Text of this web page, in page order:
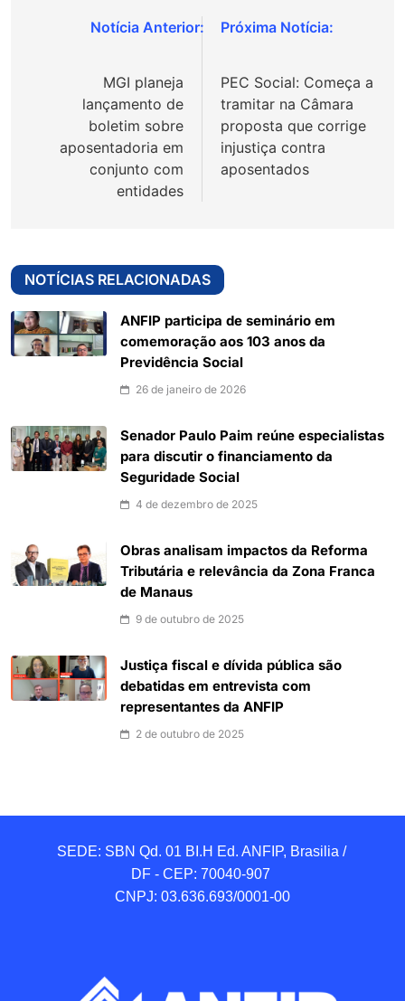
Navegação
MGI planeja
lançamento de
boletim sobre
aposentadoria em
conjunto com
entidades
PEC Social: Começa a
tramitar na Câmara
proposta que corrige
injustiça contra
aposentados
NOTÍCIAS RELACIONADAS
ANFIP participa de seminário em
comemoração aos 103 anos da
Previdência Social
26 de janeiro de 2026
Senador Paulo Paim reúne especialistas
para discutir o financiamento da
Seguridade Social
4 de dezembro de 2025
Obras analisam impactos da Reforma
Tributária e relevância da Zona Franca
de Manaus
9 de outubro de 2025
Justiça fiscal e dívida pública são
debatidas em entrevista com
representantes da ANFIP
2 de outubro de 2025
SEDE: SBN Qd. 01 BI.H Ed. ANFIP, Brasilia /
DF - CEP: 70040-907
CNPJ: 03.636.693/0001-00